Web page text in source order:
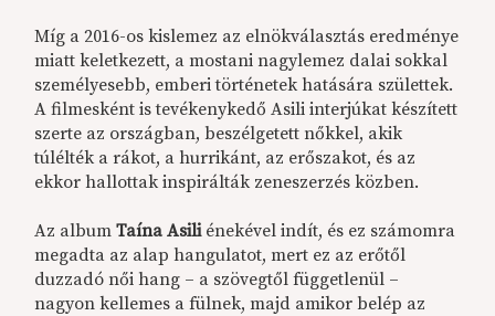
Míg a 2016-os kislemez az elnökválasztás eredménye
miatt keletkezett, a mostani nagylemez dalai sokkal
személyesebb, emberi történetek hatására születtek.
A filmesként is tevékenykedő Asili interjúkat készített
szerte az országban, beszélgetett nőkkel, akik
túlélték a rákot, a hurrikánt, az erőszakot, és az
ekkor hallottak inspirálták zeneszerzés közben.
Az albumTaína Asiliénekével indít, és ez számomra
megadta az alap hangulatot, mert ez az erőtől
duzzadó női hang – a szövegtől függetlenül –
nagyon kellemes a fülnek, majd amikor belép az